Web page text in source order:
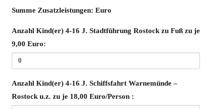
Summe
Summe Zusatzleistungen: Euro
Anzahl Kind(er) 4-16 J. Stadtführung Rostock zu Fuß zu je
9,00 Euro:
Anzahl Kind(er) 4-16 J. Schiffsfahrt Warnemünde –
Rostock u.z. zu je 18,00 Euro/Person :